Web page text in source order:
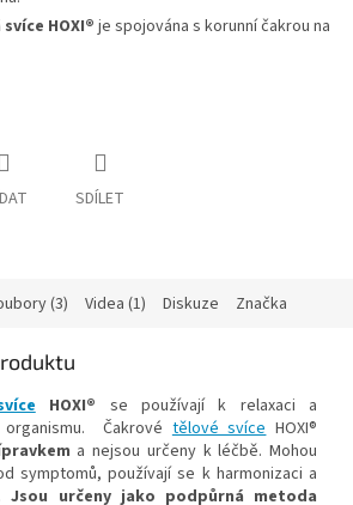
HOXI® je spojována s korunní čakrou na
SDÍLET
(3) Videa (1) Diskuze Značka
HOXI® se používají k relaxaci a
organismu. Čakrovétělové svíceHOXI®
a nejsou určeny k léčbě. Mohou
symptomů, používají se k harmonizaci a
Jsou určeny jako podpůrná metoda